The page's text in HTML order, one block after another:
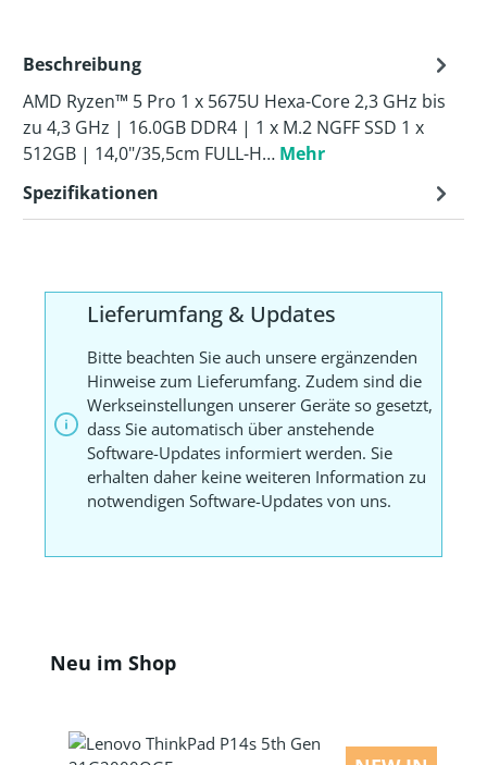
Beschreibung
AMD Ryzen™ 5 Pro 1 x 5675U Hexa-Core 2,3 GHz bis
zu 4,3 GHz | 16.0GB DDR4 | 1 x M.2 NGFF SSD 1 x
512GB | 14,0"/35,5cm FULL-H… Mehr
Spezifikationen
Lieferumfang & Updates
Bitte beachten Sie auch unsere ergänzenden
Hinweise zum Lieferumfang. Zudem sind die
Werkseinstellungen unserer Geräte so gesetzt,
dass Sie automatisch über anstehende
Software-Updates informiert werden. Sie
erhalten daher keine weiteren Information zu
notwendigen Software-Updates von uns.
Produktgalerie überspringen
Neu im Shop